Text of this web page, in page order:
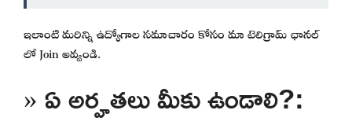
ఇలాంటి మరిన్ని ఉద్యోగాల సమాచారం కోసం మా టెలిగ్రామ్ ఛానల్
లో Join అవ్వండి.
» ఏ అర్హతలు మీకు ఉండాలి?: